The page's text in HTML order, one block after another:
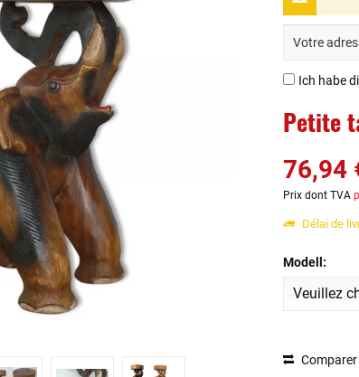
Ich habe
Petite
76,94
Prix dont TVA
Délai de
Modell:
Comparer